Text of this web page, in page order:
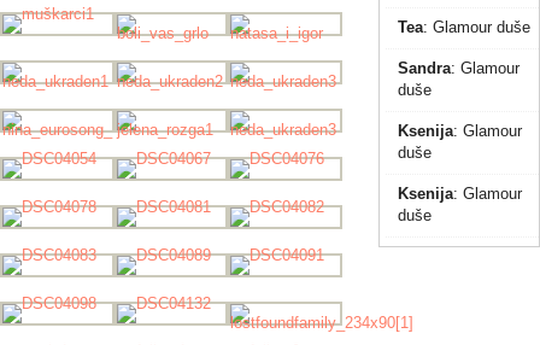
Tea: Glamour duše
Sandra: Glamour
duše
Ksenija: Glamour
duše
Ksenija: Glamour
duše